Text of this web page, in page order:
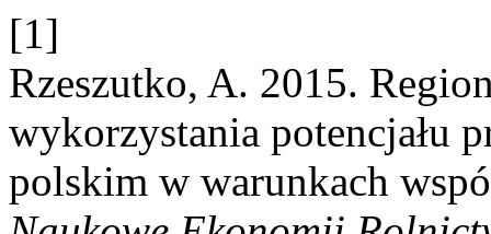
[1]
Rzeszutko, A. 2015.
wykorzystania potencjału
polskim w warunkach